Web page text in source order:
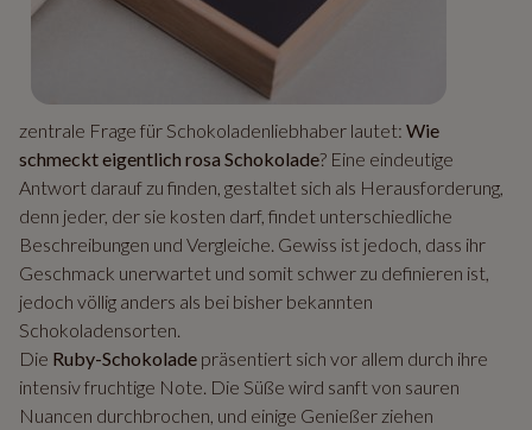
zentrale Frage für Schokoladenliebhaber lautet: Wie
schmeckt eigentlich rosa Schokolade? Eine eindeutige
Antwort darauf zu finden, gestaltet sich als Herausforderung,
denn jeder, der sie kosten darf, findet unterschiedliche
Beschreibungen und Vergleiche. Gewiss ist jedoch, dass ihr
Geschmack unerwartet und somit schwer zu definieren ist,
jedoch völlig anders als bei bisher bekannten
Schokoladensorten.
Die Ruby-Schokolade präsentiert sich vor allem durch ihre
intensiv fruchtige Note. Die Süße wird sanft von sauren
Nuancen durchbrochen, und einige Genießer ziehen